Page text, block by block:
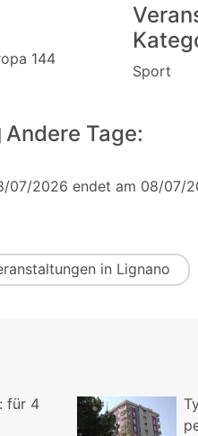
144
Sport
Andere Tage:
07/2026 endet am 08/07/
in Lignano
für 4